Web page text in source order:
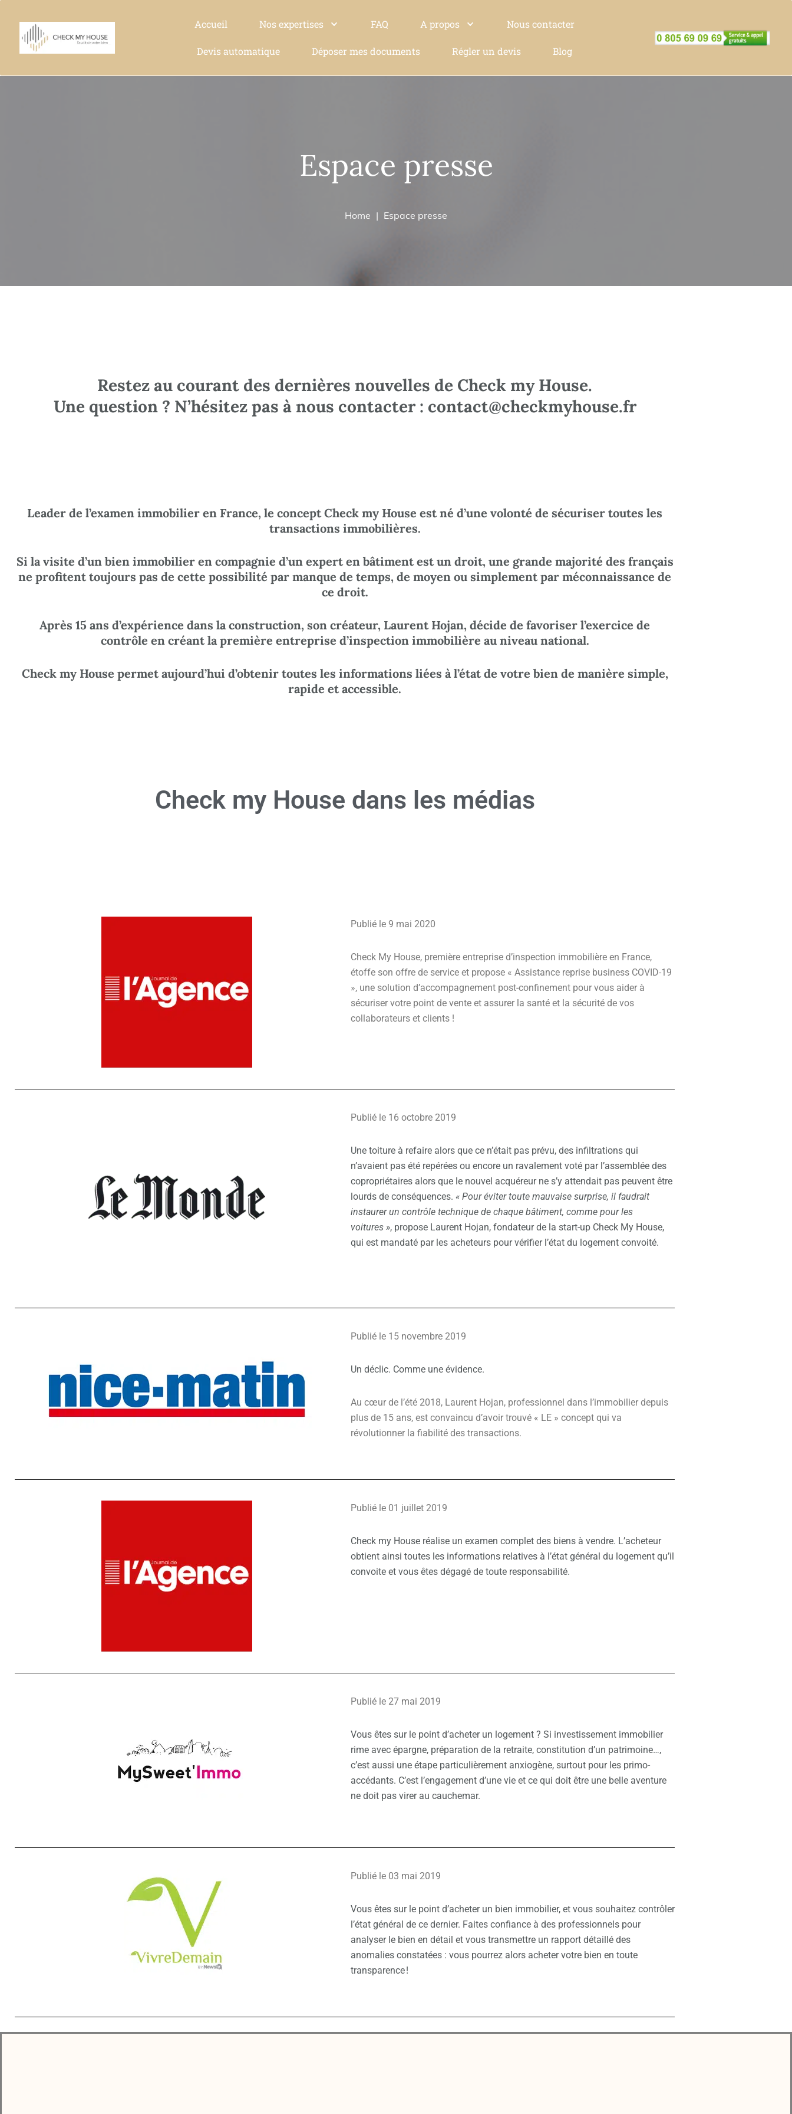
Accueil Nos expertises FAQ A propos Nous contacter
Devis automatique Déposer mes documents Régler un devis Blog
Espace presse
Home Espace presse
Restez au courant des dernières nouvelles de Check my House.
Une question ? N’hésitez pas à nous contacter : contact@checkmyhouse.fr
Leader de l’examen immobilier en France, le concept Check my House est né d’une volonté de sécuriser toutes les
transactions immobilières.
Si la visite d’un bien immobilier en compagnie d’un expert en bâtiment est un droit, une grande majorité des français
ne profitent toujours pas de cette possibilité par manque de temps, de moyen ou simplement par méconnaissance de
ce droit.
Après 15 ans d’expérience dans la construction, son créateur, Laurent Hojan, décide de favoriser l’exercice de
contrôle en créant la première entreprise d’inspection immobilière au niveau national.
Check my House permet aujourd’hui d’obtenir toutes les informations liées à l’état de votre bien de manière simple,
rapide et accessible.
Check my House dans les médias
Publié le 9 mai 2020
Check My House, première entreprise d’inspection immobilière en France,
étoffe son offre de service et propose « Assistance reprise business COVID-19
», une solution d’accompagnement post-confinement pour vous aider à
sécuriser votre point de vente et assurer la santé et la sécurité de vos
collaborateurs et clients !
Publié le 16 octobre 2019
Une toiture à refaire alors que ce n’était pas prévu, des infiltrations qui
n’avaient pas été repérées ou encore un ravalement voté par l’assemblée des
copropriétaires alors que le nouvel acquéreur ne s’y attendait pas peuvent être
lourds de conséquences. « Pour éviter toute mauvaise surprise, il faudrait
instaurer un contrôle technique de chaque bâtiment, comme pour les
voitures », propose Laurent Hojan, fondateur de la start-up Check My House,
qui est mandaté par les acheteurs pour vérifier l’état du logement convoité.
Publié le 15 novembre 2019
Un déclic. Comme une évidence.
Au cœur de l’été 2018, Laurent Hojan, professionnel dans l’immobilier depuis
plus de 15 ans, est convaincu d’avoir trouvé « LE » concept qui va
révolutionner la fiabilité des transactions.
Publié le 01 juillet 2019
Check my House réalise un examen complet des biens à vendre. L’acheteur
obtient ainsi toutes les informations relatives à l’état général du logement qu’il
convoite et vous êtes dégagé de toute responsabilité.
Publié le 27 mai 2019
Vous êtes sur le point d’acheter un logement ? Si investissement immobilier
rime avec épargne, préparation de la retraite, constitution d’un patrimoine…,
c’est aussi une étape particulièrement anxiogène, surtout pour les primo-
accédants. C’est l’engagement d’une vie et ce qui doit être une belle aventure
ne doit pas virer au cauchemar.
Publié le 03 mai 2019
Vous êtes sur le point d’acheter un bien immobilier, et vous souhaitez contrôler
l’état général de ce dernier. Faites confiance à des professionnels pour
analyser le bien en détail et vous transmettre un rapport détaillé des
anomalies constatées : vous pourrez alors acheter votre bien en toute
transparence !